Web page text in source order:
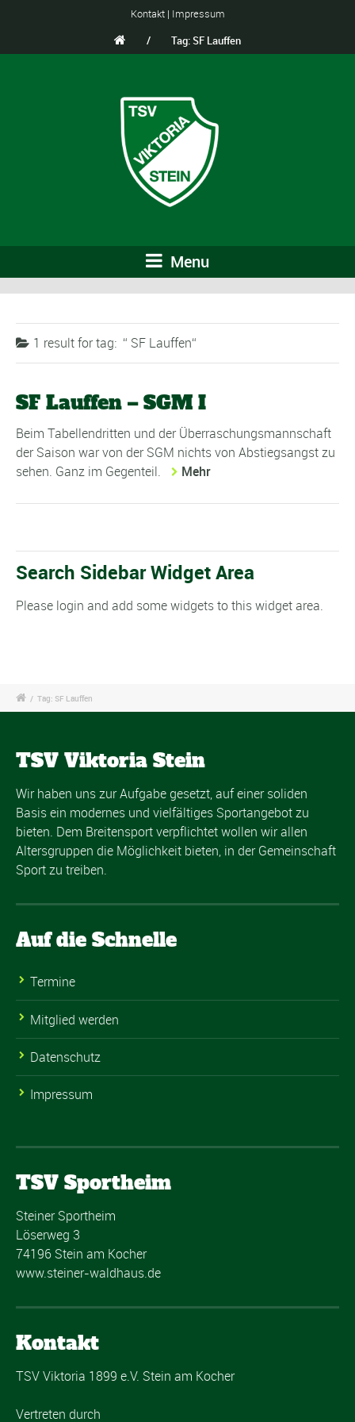
Kontakt| Impressum
/
Tag: SF Lauffen
Menu
1 result fortag: SF Lauffen
SF Lauffen – SGM I
Beim Tabellendritten und der Überraschungsmannschaft
der Saison war von der SGM nichts von Abstiegsangst zu
sehen. Ganz im Gegenteil.
Mehr
Search Sidebar Widget Area
Please login and add some widgets to this widget area.
/ Tag: SF Lauffen
TSV Viktoria Stein
Wir haben uns zur Aufgabe gesetzt, auf einer soliden
Basis ein modernes und vielfältiges Sportangebot zu
bieten. Dem Breitensport verpflichtet wollen wir allen
Altersgruppen die Möglichkeit bieten, in der Gemeinschaft
Sport zu treiben.
Auf die Schnelle
Termine
Mitglied werden
Datenschutz
Impressum
TSV Sportheim
Steiner Sportheim
Löserweg 3
74196 Stein am Kocher
www.steiner-waldhaus.de
Kontakt
TSV Viktoria 1899 e.V. Stein am Kocher
Vertreten durch